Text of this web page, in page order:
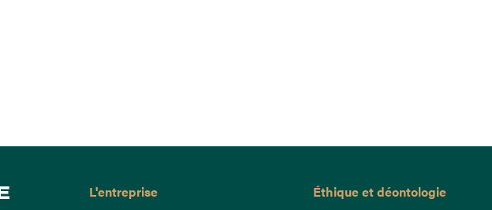
L'entreprise
Éthique et déontologie